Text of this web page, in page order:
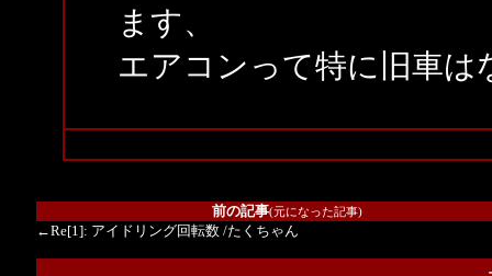
ます、
エアコンって特に旧車
前の記事(元になった記事)
←Re[1]: アイドリング回転数/たくちゃん